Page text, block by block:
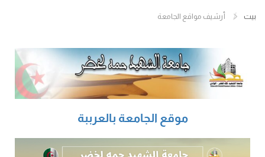
بيت أرشيف مواقع الجامعة
موقع الجامعة بالعرببة